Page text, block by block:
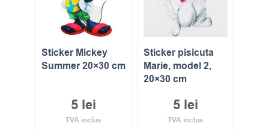
Sticker Mickey
Summer 20×30 cm
5 lei
TVA inclus
Sticker pisicuta
Marie, model 2,
20×30 cm
5 lei
TVA inclus